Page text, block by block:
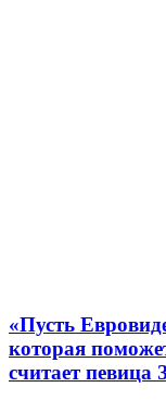
«Пусть
которая
считает певица